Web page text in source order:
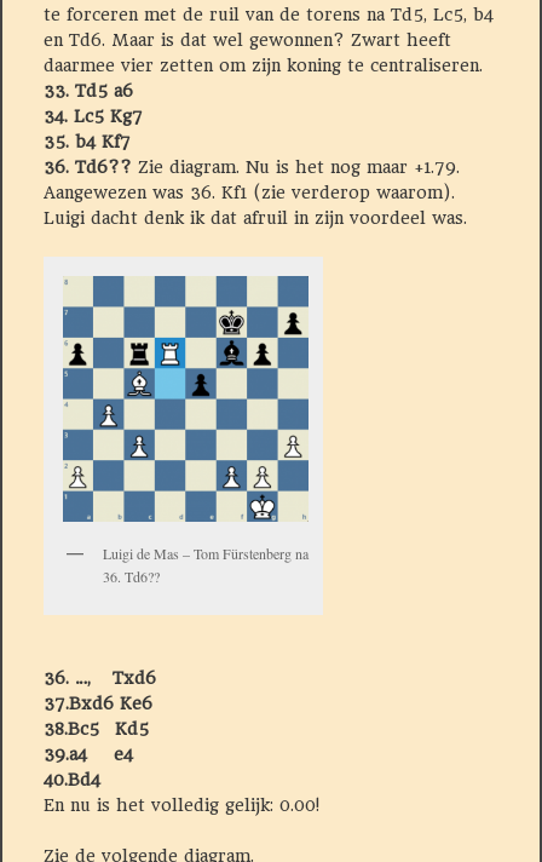
te forceren met de ruil van de torens na Td5, Lc5, b4
en Td6. Maar is dat wel gewonnen? Zwart heeft
daarmee vier zetten om zijn koning te centraliseren.
33. Td5 a6
34. Lc5 Kg7
35. b4 Kf7
36. Td6?? Zie diagram. Nu is het nog maar +1.79.
Aangewezen was 36. Kf1 (zie verderop waarom).
Luigi dacht denk ik dat afruil in zijn voordeel was.
Luigi de Mas – Tom Fürstenberg na
36. Td6??
36. …, Txd6
37.Bxd6 Ke6
38.Bc5 Kd5
39.a4 e4
40.Bd4
En nu is het volledig gelijk: 0.00!
Zie de volgende diagram.